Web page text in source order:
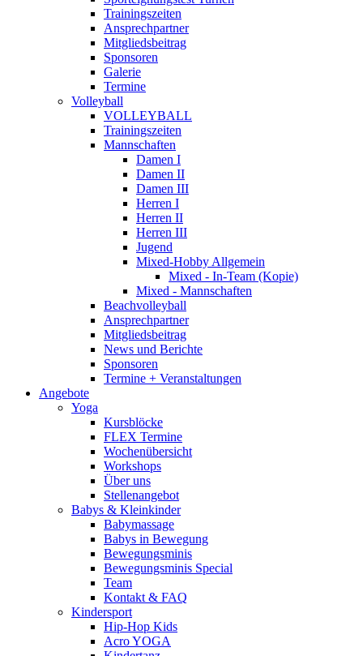
Trainingszeiten
Ansprechpartner
Mitgliedsbeitrag
Sponsoren
Galerie
Termine
Volleyball
VOLLEYBALL
Trainingszeiten
Mannschaften
Damen I
Damen II
Damen III
Herren I
Herren II
Herren III
Jugend
Mixed-Hobby Allgemein
Mixed - In-Team (Kopie)
Mixed - Mannschaften
Beachvolleyball
Ansprechpartner
Mitgliedsbeitrag
News und Berichte
Sponsoren
Termine + Veranstaltungen
Angebote
Yoga
Kursblöcke
FLEX Termine
Wochenübersicht
Workshops
Über uns
Stellenangebot
Babys & Kleinkinder
Babymassage
Babys in Bewegung
Bewegungsminis
Bewegungsminis Special
Team
Kontakt & FAQ
Kindersport
Hip-Hop Kids
Acro YOGA